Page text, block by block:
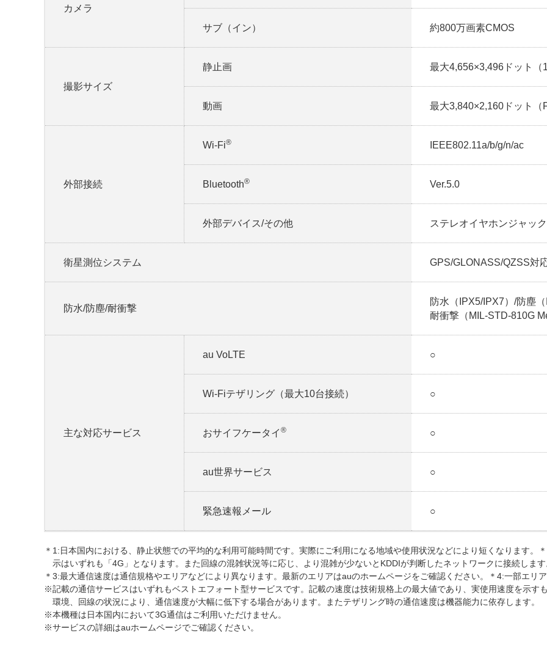
カメラ
サブ（イン） 約800万画素CMOS
撮影サイズ
静止画 最大4,656×3,496ドット（
動画 最大3,840×2,160ドット（
外部接続
Wi-Fi® IEEE802.11a/b/g/n/ac
Bluetooth® Ver.5.0
外部デバイス/その他 ステレオイヤホンジャック
衛星測位システム GPS/GLONASS/QZSS対
防水/防塵/耐衝撃
防水（IPX5/IPX7）/防塵
耐衝撃（MIL-STD-810G
主な対応サービス
au VoLTE ○
Wi-Fiテザリング（最大10台接続） ○
おサイフケータイ ® ○
au世界サービス ○
緊急速報メール ○
1:日本国内における、静止状態での平均的な利用可能時間です。実際にご利用になる地域や使用状況などにより短くなります。
示はいずれも「4G」となります。また回線の混雑状況等に応じ、より混雑が少ないとKDDIが判断したネットワークに接続します
3:最大通信速度は通信規格やエリアなどにより異なります。最新のエリアはauのホームページをご確認ください。＊4:一部エリ
記載の通信サービスはいずれもベストエフォート型サービスです。記載の速度は技術規格上の最大値であり、実使用速度を示す
環境、回線の状況により、通信速度が大幅に低下する場合があります。またテザリング時の通信速度は機器能力に依存します。
本機種は日本国内において3G通信はご利用いただけません。
サービスの詳細はauホームページでご確認ください。